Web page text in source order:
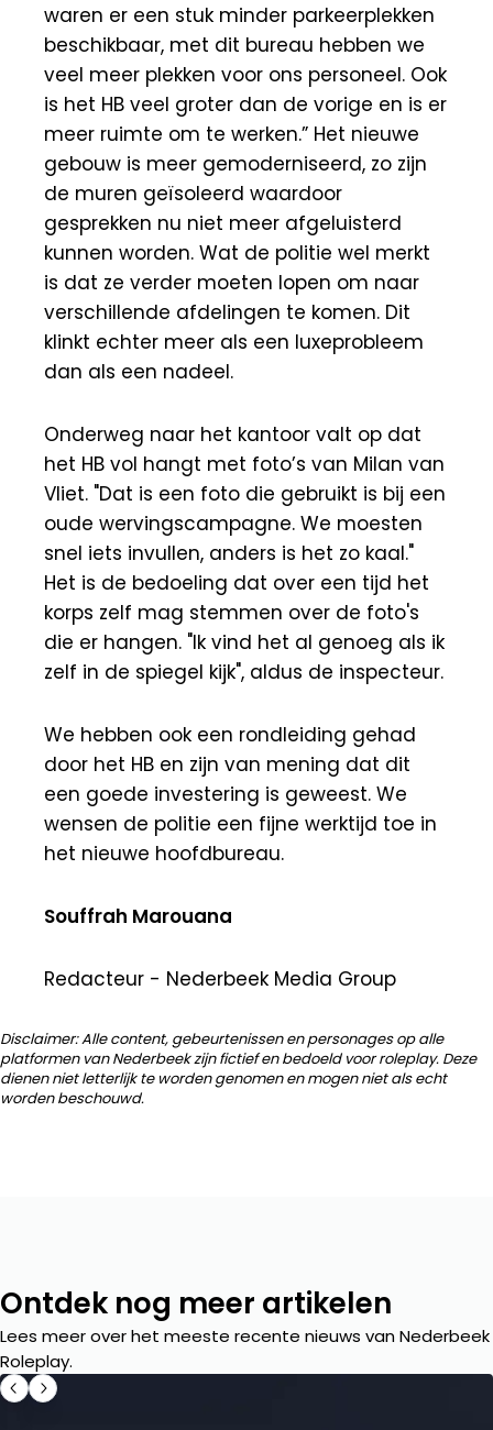
waren er een stuk minder parkeerplekken
beschikbaar, met dit bureau hebben we
veel meer plekken voor ons personeel. Ook
is het HB veel groter dan de vorige en is er
meer ruimte om te werken.” Het nieuwe
gebouw is meer gemoderniseerd, zo zijn
de muren geïsoleerd waardoor
gesprekken nu niet meer afgeluisterd
kunnen worden. Wat de politie wel merkt
is dat ze verder moeten lopen om naar
verschillende afdelingen te komen. Dit
klinkt echter meer als een luxeprobleem
dan als een nadeel.
Onderweg naar het kantoor valt op dat
het HB vol hangt met foto’s van Milan van
Vliet. "Dat is een foto die gebruikt is bij een
oude wervingscampagne. We moesten
snel iets invullen, anders is het zo kaal."
Het is de bedoeling dat over een tijd het
korps zelf mag stemmen over de foto's
die er hangen. "Ik vind het al genoeg als ik
zelf in de spiegel kijk", aldus de inspecteur.
We hebben ook een rondleiding gehad
door het HB en zijn van mening dat dit
een goede investering is geweest. We
wensen de politie een fijne werktijd toe in
het nieuwe hoofdbureau.
Souffrah Marouana
Redacteur - Nederbeek Media Group
Disclaimer: Alle content, gebeurtenissen en personages op alle
platformen van Nederbeek zijn fictief en bedoeld voor roleplay. Deze
dienen niet letterlijk te worden genomen en mogen niet als echt
worden beschouwd.
Ontdek nog meer artikelen
Lees meer over het meeste recente nieuws van Nederbeek
Roleplay.